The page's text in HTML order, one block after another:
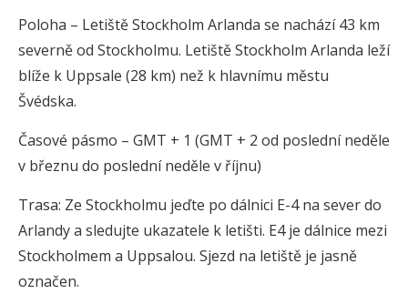
Poloha – Letiště Stockholm Arlanda se nachází 43 km
severně od Stockholmu. Letiště Stockholm Arlanda leží
blíže k Uppsale (28 km) než k hlavnímu městu
Švédska.
Časové pásmo – GMT + 1 (GMT + 2 od poslední neděle
v březnu do poslední neděle v říjnu)
Trasa: Ze Stockholmu jeďte po dálnici E-4 na sever do
Arlandy a sledujte ukazatele k letišti. E4 je dálnice mezi
Stockholmem a Uppsalou. Sjezd na letiště je jasně
označen.